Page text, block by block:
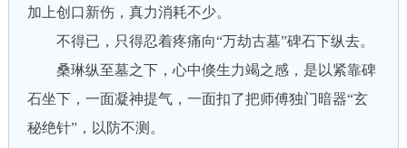
加上创口新伤，真力消耗不少。
不得已，只得忍着疼痛向“万劫古墓”碑石下纵去。
桑琳纵至墓之下，心中倏生力竭之感，是以紧靠碑
石坐下，一面凝神提气，一面扣了把师傅独门暗器“玄
秘绝针”，以防不测。